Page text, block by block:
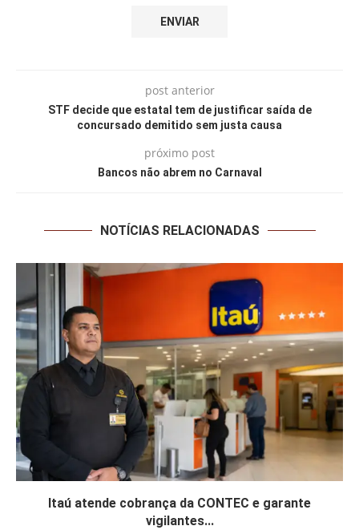
post anterior
STF decide que estatal tem de justificar saída de
concursado demitido sem justa causa
próximo post
Bancos não abrem no Carnaval
NOTÍCIAS RELACIONADAS
Itaú atende cobrança da CONTEC e garante
vigilantes...